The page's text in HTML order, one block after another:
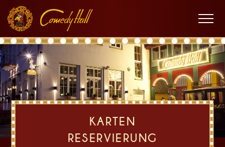
Hauptnavigation
Inhalt
Fußnavigation
K
a
Menü
KARTEN
RESERVIERUNG